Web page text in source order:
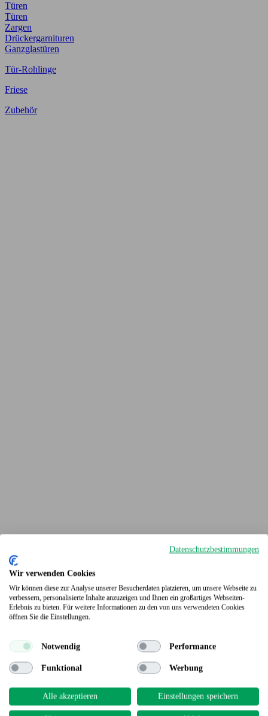
Türen
Türen
Zargen
Drückergarnituren
Ganzglastüren
Tür-Rohlinge
Friese
Zubehör
Terrassendielen
Datenschutzbestimmungen
Wir verwenden Cookies
Wir können diese zur Analyse unserer Besucherdaten platzieren, um unsere Webseite zu
verbessern, personalisierte Inhalte anzuzeigen und Ihnen ein großartiges Webseiten-
Erlebnis zu bieten. Für weitere Informationen zu den von uns verwendeten Cookies
öffnen Sie die Einstellungen.
Notwendig Performance
Funktional Werbung
Alle akzeptieren Einstellungen speichern